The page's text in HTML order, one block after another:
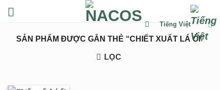
đến
dung
Tiếng Việt
SẢN PHẨM ĐƯỢC GẮN THẺ “CHIẾT XUẤT LÁ ỔI”
LỌC